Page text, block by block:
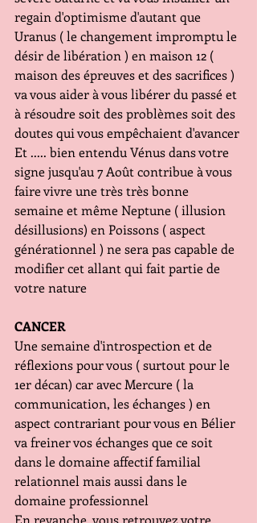
regain d'optimisme d'autant que
Uranus ( le changement impromptu le
désir de libération ) en maison 12 (
maison des épreuves et des sacrifices )
va vous aider à vous libérer du passé et
à résoudre soit des problèmes soit des
doutes qui vous empêchaient d'avancer
Et ..... bien entendu Vénus dans votre
signe jusqu'au 7 Août contribue à vous
faire vivre une très très bonne
semaine et même Neptune ( illusion
désillusions) en Poissons ( aspect
générationnel ) ne sera pas capable de
modifier cet allant qui fait partie de
votre nature
CANCER
Une semaine d'introspection et de
réflexions pour vous ( surtout pour le
1er décan) car avec Mercure ( la
communication, les échanges ) en
aspect contrariant pour vous en Bélier
va freiner vos échanges que ce soit
dans le domaine affectif familial
relationnel mais aussi dans le
domaine professionnel
En revanche, vous retrouvez votre